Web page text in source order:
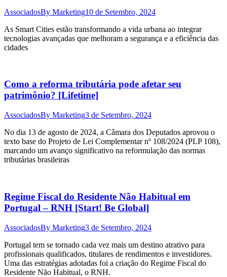
AssociadosBy Marketing10 de Setembro, 2024
As Smart Cities estão transformando a vida urbana ao integrar
tecnologias avançadas que melhoram a segurança e a eficiência das
cidades
Como a reforma tributária pode afetar seu
patrimônio? [Lifetime]
AssociadosBy Marketing3 de Setembro, 2024
No dia 13 de agosto de 2024, a Câmara dos Deputados aprovou o
texto base do Projeto de Lei Complementar nº 108/2024 (PLP 108),
marcando um avanço significativo na reformulação das normas
tributárias brasileiras
Regime Fiscal do Residente Não Habitual em
Portugal – RNH [Start! Be Global]
AssociadosBy Marketing3 de Setembro, 2024
Portugal tem se tornado cada vez mais um destino atrativo para
profissionais qualificados, titulares de rendimentos e investidores.
Uma das estratégias adotadas foi a criação do Regime Fiscal do
Residente Não Habitual, o RNH.